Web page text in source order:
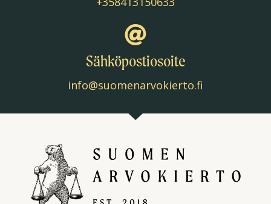
Sähköpostiosoite
info@suomenarvokierto.fi